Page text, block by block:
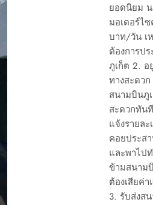
ยอดนิยม
มอเตอร์ไซ
บาท/วัน เ
ต้องการป
ภูเก็ต 2. อ
ทางสะดว
สนามบินภู
สะดวกทัน
แจ้งรายล
คอยประส
และพาไป
ข้ามสนาม
ต้องเสียค่
3. รับส่งส